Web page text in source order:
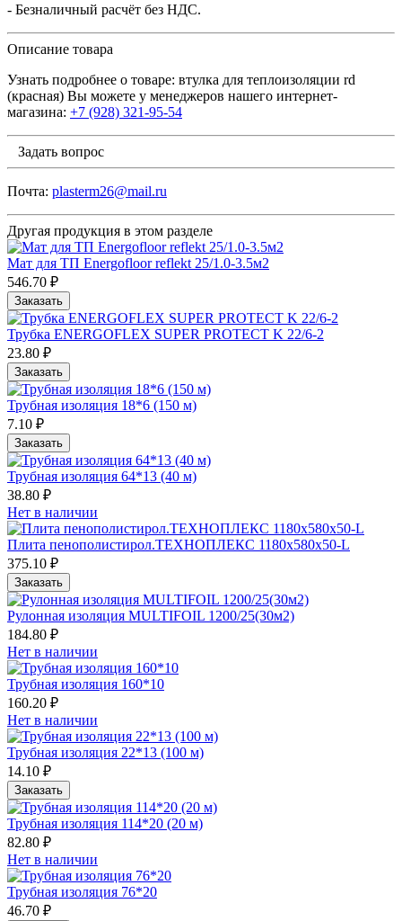
- Безналичный расчёт без НДС.
Описание товара
Узнать подробнее о товаре: втулка для теплоизоляции rd
(красная) Вы можете у менеджеров нашего интернет-
магазина: +7 (928) 321-95-54
Задать вопрос
Почта: plasterm26@mail.ru
Другая продукция в этом разделе
Мат для ТП Energofloor reflekt 25/1.0-3.5м2
546.70 ₽
Заказать
Трубка ENERGOFLEX SUPER PROTECT K 22/6-2
23.80 ₽
Заказать
Трубная изоляция 18*6 (150 м)
7.10 ₽
Заказать
Трубная изоляция 64*13 (40 м)
38.80 ₽
Нет в наличии
Плита пенополистирол.ТЕХНОПЛЕКС 1180х580х50-L
375.10 ₽
Заказать
Рулонная изоляция MULTIFOIL 1200/25(30м2)
184.80 ₽
Нет в наличии
Трубная изоляция 160*10
160.20 ₽
Нет в наличии
Трубная изоляция 22*13 (100 м)
14.10 ₽
Заказать
Трубная изоляция 114*20 (20 м)
82.80 ₽
Нет в наличии
Трубная изоляция 76*20
46.70 ₽